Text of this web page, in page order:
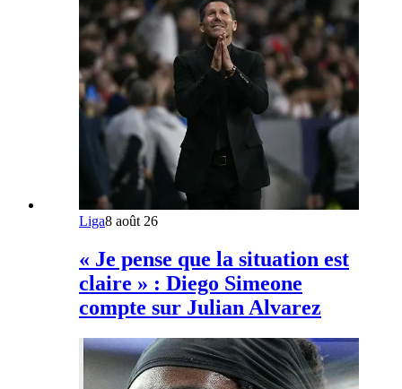
Liga8 août 26
« Je pense que la situation est
claire » : Diego Simeone
compte sur Julian Alvarez